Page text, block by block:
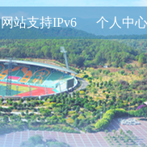
个人中心
网站支持IPv6